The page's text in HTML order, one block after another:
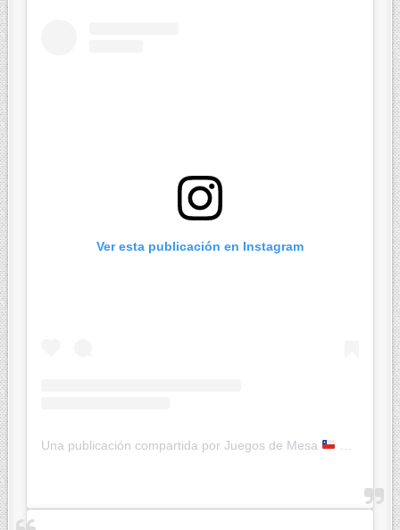
Ver esta publicación en Instagram
Una publicación compartida por Juegos de Mesa